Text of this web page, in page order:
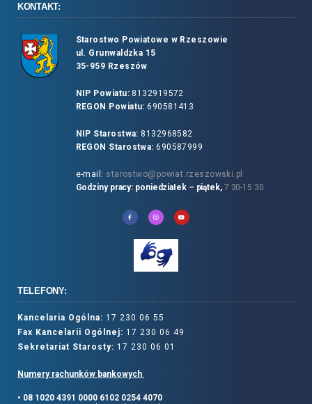
KONTAKT:
Starostwo Powiatowe w Rzeszowie
ul. Grunwaldzka 15
35-959 Rzeszów
NIP Powiatu:8132919572
REGON Powiatu: 690581413
NIP Starostwa: 8132968582
REGON Starostwa: 690587999
e-mail: starostwo@powiat.rzeszowski.pl
Godziny pracy: poniedziałek – piątek, 7:30-15:30
TELEFONY:
Kancelaria Ogólna: 17 230 06 55
Fax Kancelarii Ogólnej: 17 230 06 49
Sekretariat Starosty: 17 230 06 01
Numery rachunków bankowych
• 08 1020 4391 0000 6102 0254 4070